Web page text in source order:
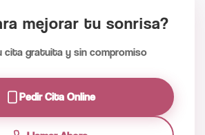
mejorar tu sonrisa?
cita gratuita y sin compromiso
Pedir Cita Online